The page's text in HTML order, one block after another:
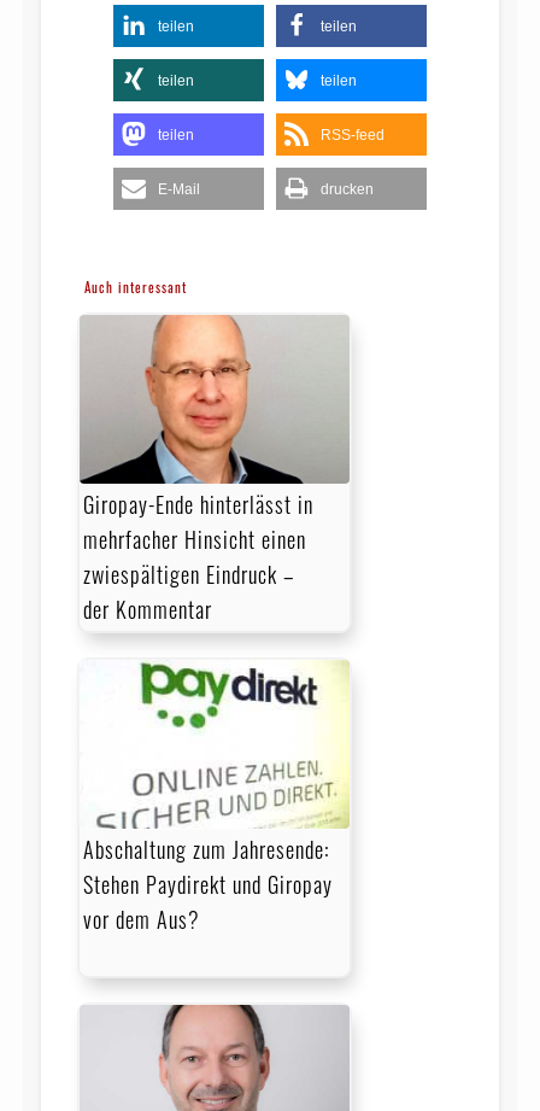
teilen teilen
teilen teilen
teilen RSS-feed
E-Mail drucken
Auch interessant
Giropay-Ende hinterlässt in
mehrfacher Hinsicht einen
zwiespältigen Eindruck –
der Kommentar
Abschaltung zum Jahresende:
Stehen Paydirekt und Giropay
vor dem Aus?